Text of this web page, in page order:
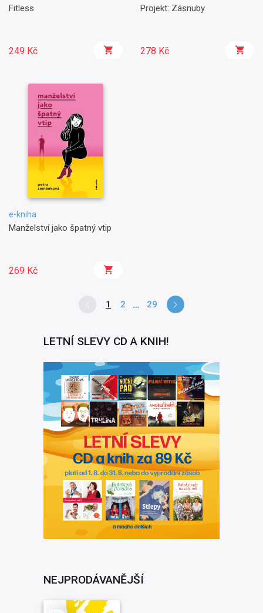
Fitless
249 Kč
Projekt: Zásnuby
278 Kč
e-kniha
Manželství jako špatný vtip
269 Kč
1 2 29
LETNÍ SLEVY CD A KNIH!
NEJPRODÁVANĚJŠÍ